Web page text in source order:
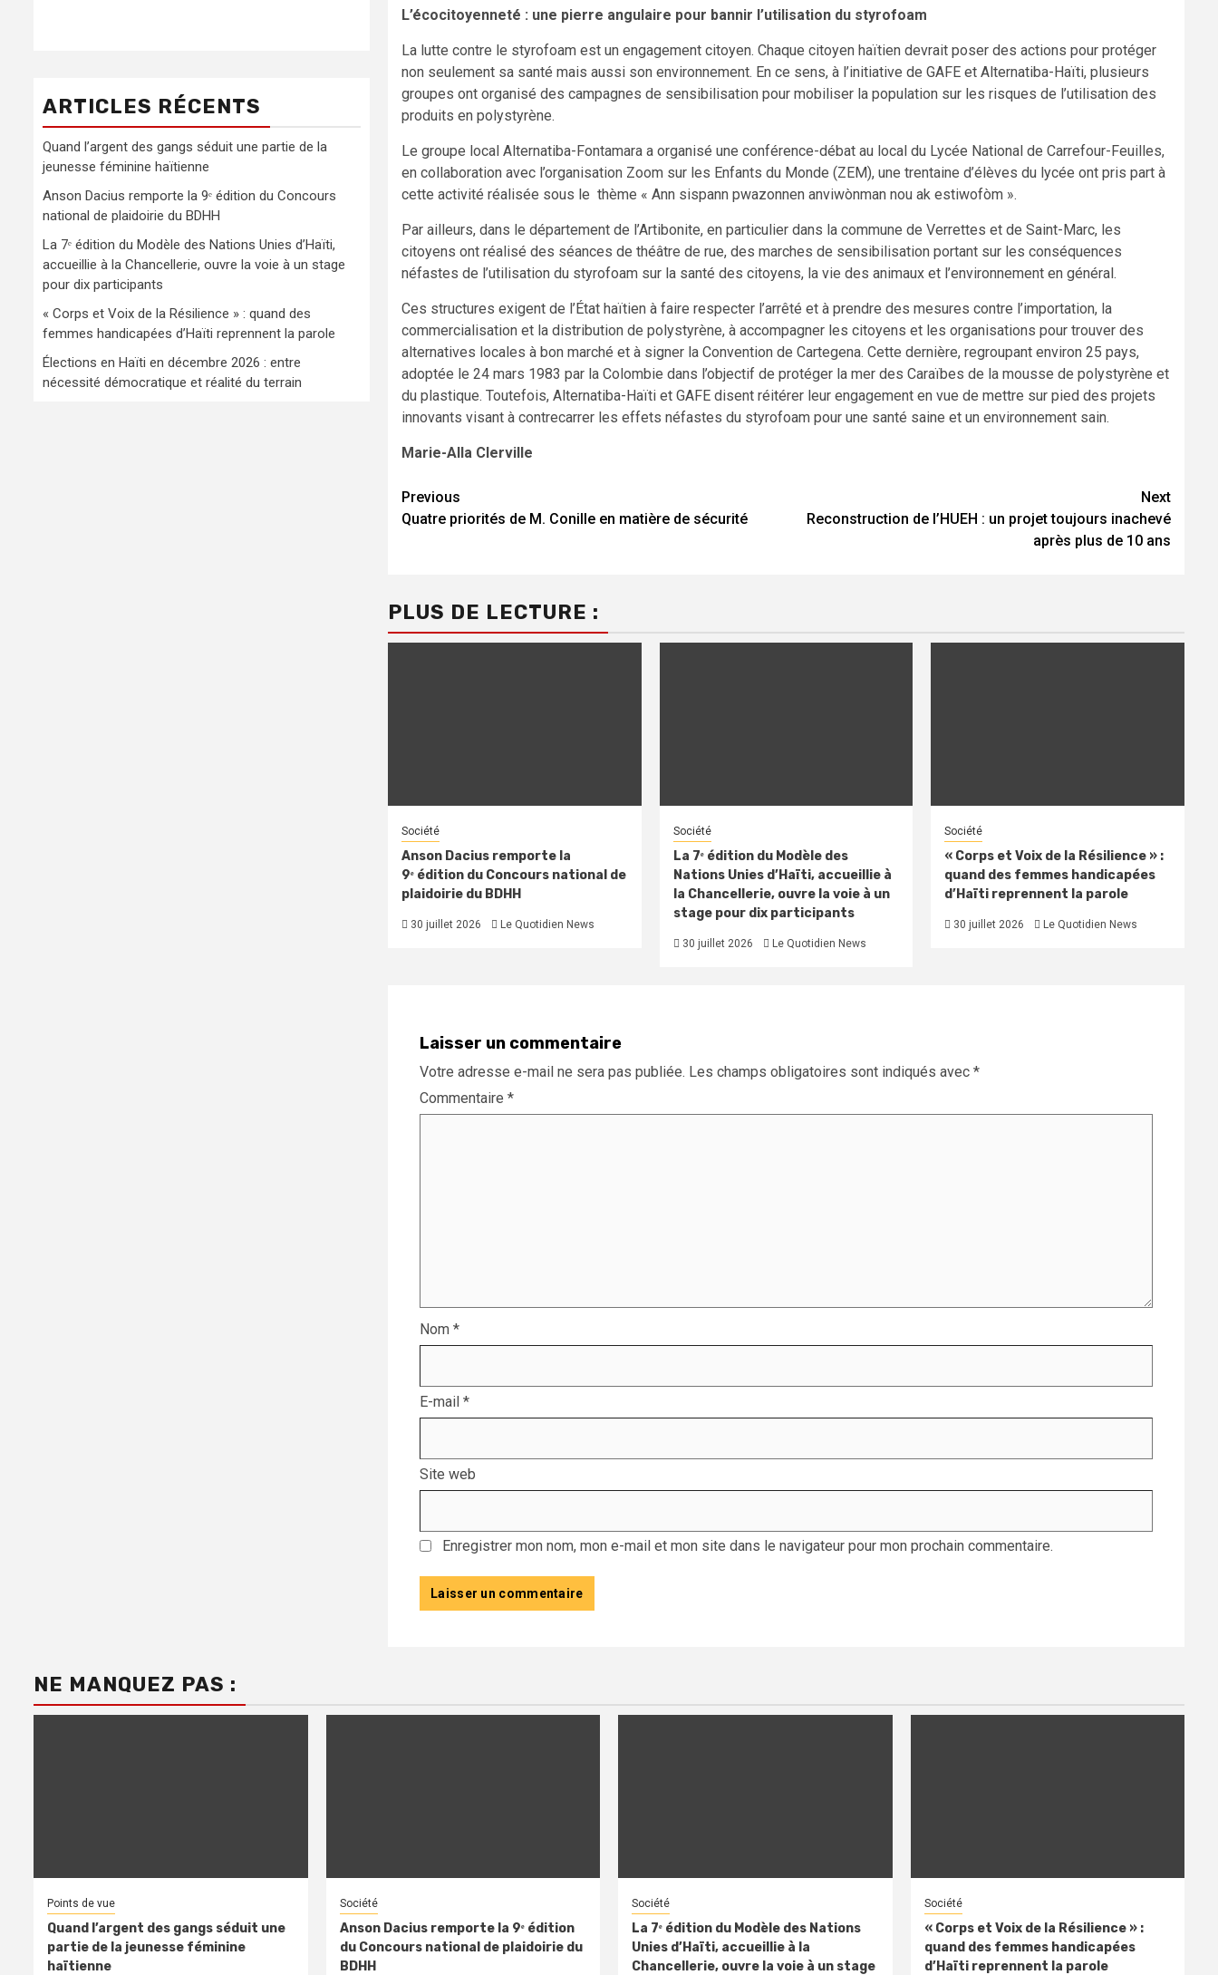
L’écocitoyenneté : une pierre angulaire pour bannir l’utilisation du styrofoam
La lutte contre le styrofoam est un engagement citoyen. Chaque citoyen haïtien devrait poser des actions pour protéger
non seulement sa santé mais aussi son environnement. En ce sens, à l’initiative de GAFE et Alternatiba-Haïti, plusieurs
groupes ont organisé des campagnes de sensibilisation pour mobiliser la population sur les risques de l’utilisation des
produits en polystyrène.
Le groupe local Alternatiba-Fontamara a organisé une conférence-débat au local du Lycée National de Carrefour-Feuilles,
en collaboration avec l’organisation Zoom sur les Enfants du Monde (ZEM), une trentaine d’élèves du lycée ont pris part à
cette activité réalisée sous le thème « Ann sispann pwazonnen anviwònman nou ak estiwofòm ».
Par ailleurs, dans le département de l’Artibonite, en particulier dans la commune de Verrettes et de Saint-Marc, les
citoyens ont réalisé des séances de théâtre de rue, des marches de sensibilisation portant sur les conséquences
néfastes de l’utilisation du styrofoam sur la santé des citoyens, la vie des animaux et l’environnement en général.
Ces structures exigent de l’État haïtien à faire respecter l’arrêté et à prendre des mesures contre l’importation, la
commercialisation et la distribution de polystyrène, à accompagner les citoyens et les organisations pour trouver des
alternatives locales à bon marché et à signer la Convention de Cartegena. Cette dernière, regroupant environ 25 pays,
adoptée le 24 mars 1983 par la Colombie dans l’objectif de protéger la mer des Caraïbes de la mousse de polystyrène et
du plastique. Toutefois, Alternatiba-Haïti et GAFE disent réitérer leur engagement en vue de mettre sur pied des projets
innovants visant à contrecarrer les effets néfastes du styrofoam pour une santé saine et un environnement sain.
Marie-Alla Clerville
Continue
Reading
Previous
Quatre priorités de M. Conille en matière de sécurité
Next
Reconstruction de l’HUEH : un projet toujours inachevé
après plus de 10 ans
PLUS DE LECTURE :
Société
Anson Dacius remporte la
9ᵉ édition du Concours national de
plaidoirie du BDHH
30 juillet 2026 Le Quotidien News
Société
La 7ᵉ édition du Modèle des
Nations Unies d’Haïti, accueillie à
la Chancellerie, ouvre la voie à un
stage pour dix participants
30 juillet 2026 Le Quotidien News
Société
« Corps et Voix de la Résilience » :
quand des femmes handicapées
d’Haïti reprennent la parole
30 juillet 2026 Le Quotidien News
Laisser un commentaire
Votre adresse e-mail ne sera pas publiée. Les champs obligatoires sont indiqués avec *
Commentaire *
Nom *
E-mail *
Site web
Enregistrer mon nom, mon e-mail et mon site dans le navigateur pour mon prochain commentaire.
ARTICLES RÉCENTS
Quand l’argent des gangs séduit une partie de la
jeunesse féminine haïtienne
Anson Dacius remporte la 9ᵉ édition du Concours
national de plaidoirie du BDHH
La 7ᵉ édition du Modèle des Nations Unies d’Haïti,
accueillie à la Chancellerie, ouvre la voie à un stage
pour dix participants
« Corps et Voix de la Résilience » : quand des
femmes handicapées d’Haïti reprennent la parole
Élections en Haïti en décembre 2026 : entre
nécessité démocratique et réalité du terrain
NE MANQUEZ PAS :
Points de vue
Quand l’argent des gangs séduit une
partie de la jeunesse féminine
haïtienne
Société
Anson Dacius remporte la 9ᵉ édition
du Concours national de plaidoirie du
BDHH
Société
La 7ᵉ édition du Modèle des Nations
Unies d’Haïti, accueillie à la
Chancellerie, ouvre la voie à un stage
Société
« Corps et Voix de la Résilience » :
quand des femmes handicapées
d’Haïti reprennent la parole